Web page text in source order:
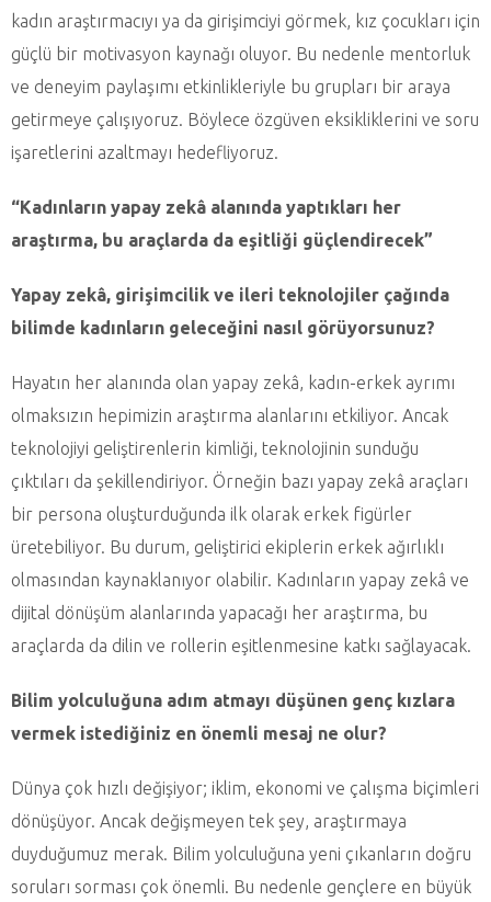
kadın araştırmacıyı ya da girişimciyi görmek, kız çocukları için
güçlü bir motivasyon kaynağı oluyor. Bu nedenle mentorluk
ve deneyim paylaşımı etkinlikleriyle bu grupları bir araya
getirmeye çalışıyoruz. Böylece özgüven eksikliklerini ve soru
işaretlerini azaltmayı hedefliyoruz.
“Kadınların yapay zekâ alanında yaptıkları her
araştırma, bu araçlarda da eşitliği güçlendirecek”
Yapay zekâ, girişimcilik ve ileri teknolojiler çağında
bilimde kadınların geleceğini nasıl görüyorsunuz?
Hayatın her alanında olan yapay zekâ, kadın-erkek ayrımı
olmaksızın hepimizin araştırma alanlarını etkiliyor. Ancak
teknolojiyi geliştirenlerin kimliği, teknolojinin sunduğu
çıktıları da şekillendiriyor. Örneğin bazı yapay zekâ araçları
bir persona oluşturduğunda ilk olarak erkek figürler
üretebiliyor. Bu durum, geliştirici ekiplerin erkek ağırlıklı
olmasından kaynaklanıyor olabilir. Kadınların yapay zekâ ve
dijital dönüşüm alanlarında yapacağı her araştırma, bu
araçlarda da dilin ve rollerin eşitlenmesine katkı sağlayacak.
Bilim yolculuğuna adım atmayı düşünen genç kızlara
vermek istediğiniz en önemli mesaj ne olur?
Dünya çok hızlı değişiyor; iklim, ekonomi ve çalışma biçimleri
dönüşüyor. Ancak değişmeyen tek şey, araştırmaya
duyduğumuz merak. Bilim yolculuğuna yeni çıkanların doğru
soruları sorması çok önemli. Bu nedenle gençlere en büyük